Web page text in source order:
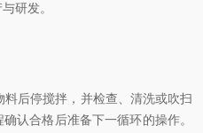
研发。
后停搅拌，并检查、清洗或吹扫
认合格后准备下一循环的操作。